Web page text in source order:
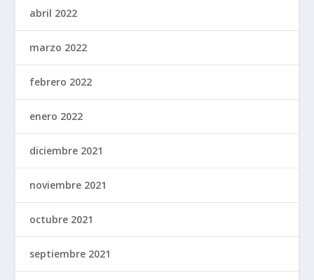
abril 2022
marzo 2022
febrero 2022
enero 2022
diciembre 2021
noviembre 2021
octubre 2021
septiembre 2021